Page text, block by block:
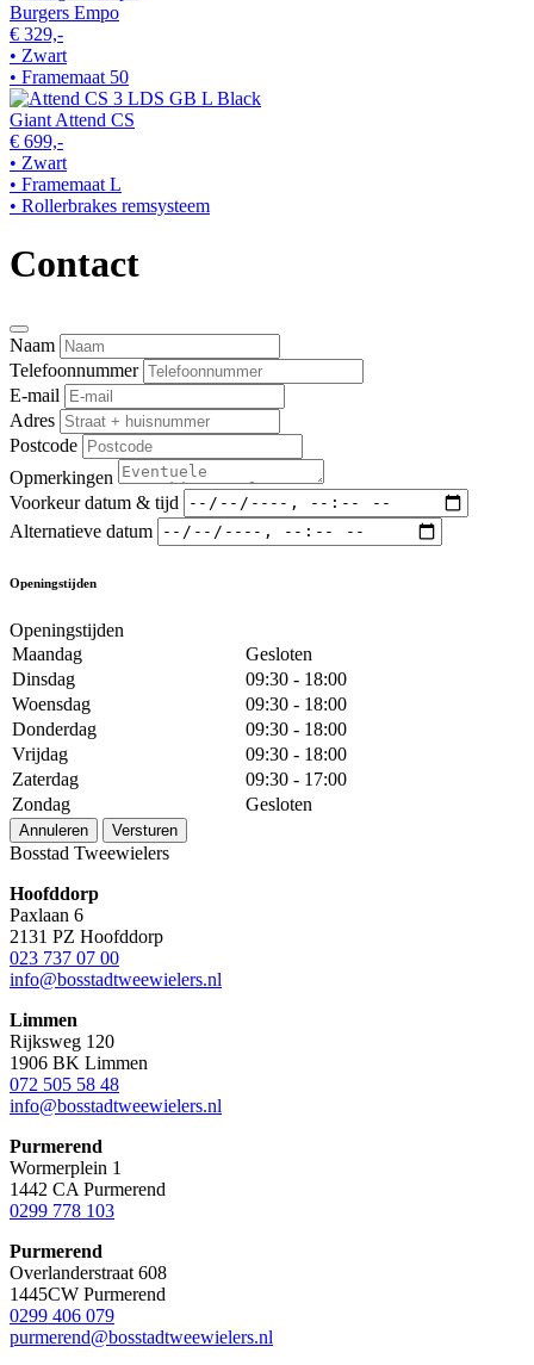
Burgers Empo
€ 329,-
• Zwart
• Framemaat 50
Giant Attend CS
€ 699,-
• Zwart
• Framemaat L
• Rollerbrakes remsysteem
Contact
Naam
Telefoonnummer
E-mail
Adres
Postcode
Opmerkingen
Voorkeur datum & tijd
Alternatieve datum
Openingstijden
Openingstijden
Maandag
Gesloten
Dinsdag
09:30 - 18:00
Woensdag
09:30 - 18:00
Donderdag
09:30 - 18:00
Vrijdag
09:30 - 18:00
Zaterdag
09:30 - 17:00
Zondag
Gesloten
Annuleren Versturen
Bosstad Tweewielers
Hoofddorp
Paxlaan 6
2131 PZ Hoofddorp
023 737 07 00
info@bosstadtweewielers.nl
Limmen
Rijksweg 120
1906 BK Limmen
072 505 58 48
info@bosstadtweewielers.nl
Purmerend
Wormerplein 1
1442 CA Purmerend
0299 778 103
Purmerend
Overlanderstraat 608
1445CW Purmerend
0299 406 079
purmerend@bosstadtweewielers.nl